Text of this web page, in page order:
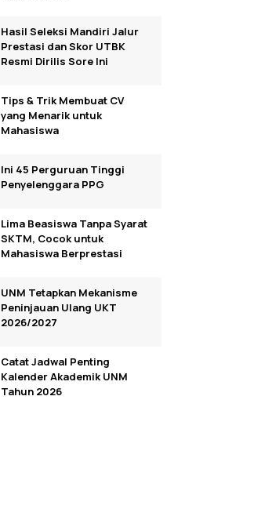
Hasil Seleksi Mandiri Jalur
Prestasi dan Skor UTBK
Resmi Dirilis Sore Ini
Tips & Trik Membuat CV
yang Menarik untuk
Mahasiswa
Ini 45 Perguruan Tinggi
Penyelenggara PPG
Lima Beasiswa Tanpa Syarat
SKTM, Cocok untuk
Mahasiswa Berprestasi
UNM Tetapkan Mekanisme
Peninjauan Ulang UKT
2026/2027
Catat Jadwal Penting
Kalender Akademik UNM
Tahun 2026